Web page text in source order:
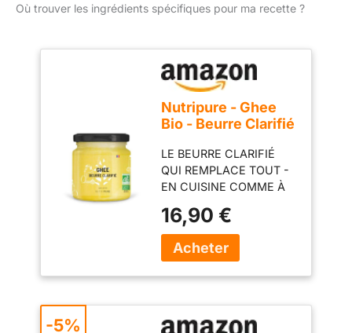
Où trouver les ingrédients spécifiques pour ma recette ?
Nutripure - Ghee
Bio - Beurre Clarifié
Caséine - 300 g
LE BEURRE CLARIFIÉ
QUI REMPLACE TOUT -
EN CUISINE COMME À
beurre purifié par
clarification lente - il ne
reste que la matière
noisetté. Remplace le
beurre classique en
16,90 €
-5%